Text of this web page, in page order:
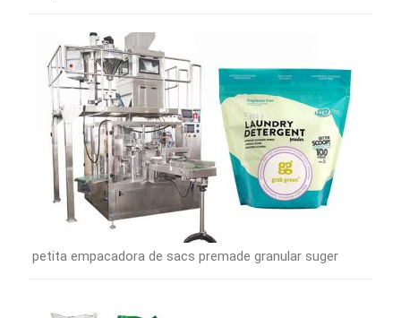
petita empacadora de sacs premade granular suger